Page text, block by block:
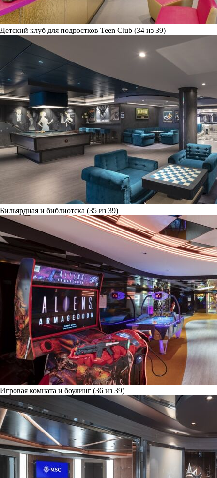
Детский клуб для подростков Teen Club (34 из 39)
Бильярдная и библиотека (35 из 39)
Игровая комната и боулинг (36 из 39)